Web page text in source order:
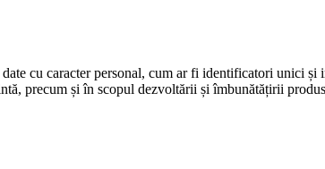
cu caracter personal, cum ar fi identificatori unici
precum și în scopul dezvoltării și îmbunătățirii